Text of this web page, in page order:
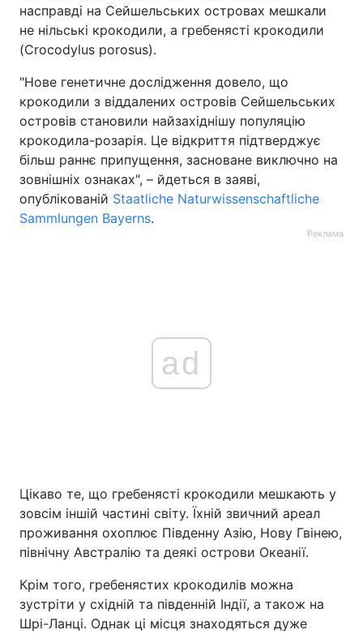
насправді на Сейшельських островах мешкали
не нільські крокодили, а гребенясті крокодили
(Crocodylus porosus).
"Нове генетичне дослідження довело, що
крокодили з віддалених островів Сейшельських
островів становили найзахіднішу популяцію
крокодила-розарія. Це відкриття підтверджує
більш раннє припущення, засноване виключно на
зовнішніх ознаках", – йдеться в заяві,
опублікованій Staatliche Naturwissenschaftliche
Sammlungen Bayerns.
Реклама
ad
Цікаво те, що гребенясті крокодили мешкають у
зовсім іншій частині світу. Їхній звичний ареал
проживання охоплює Південну Азію, Нову Гвінею,
північну Австралію та деякі острови Океанії.
Крім того, гребенястих крокодилів можна
зустріти у східній та південній Індії, а також на
Шрі-Ланці. Однак ці місця знаходяться дуже